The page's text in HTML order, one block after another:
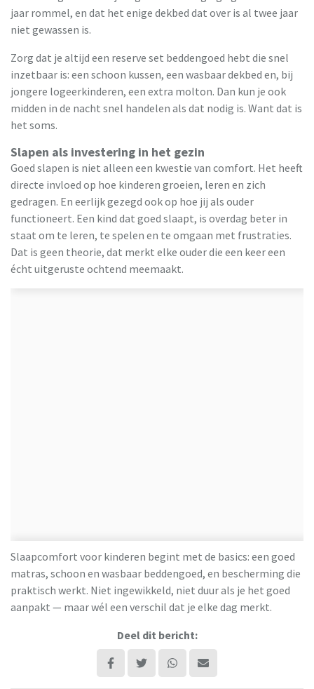
jaar rommel, en dat het enige dekbed dat over is al twee jaar
niet gewassen is.
Zorg dat je altijd een reserve set beddengoed hebt die snel
inzetbaar is: een schoon kussen, een wasbaar dekbed en, bij
jongere logeerkinderen, een extra molton. Dan kun je ook
midden in de nacht snel handelen als dat nodig is. Want dat is
het soms.
Slapen als investering in het gezin
Goed slapen is niet alleen een kwestie van comfort. Het heeft
directe invloed op hoe kinderen groeien, leren en zich
gedragen. En eerlijk gezegd ook op hoe jij als ouder
functioneert. Een kind dat goed slaapt, is overdag beter in
staat om te leren, te spelen en te omgaan met frustraties.
Dat is geen theorie, dat merkt elke ouder die een keer een
écht uitgeruste ochtend meemaakt.
Slaapcomfort voor kinderen begint met de basics: een goed
matras, schoon en wasbaar beddengoed, en bescherming die
praktisch werkt. Niet ingewikkeld, niet duur als je het goed
aanpakt — maar wél een verschil dat je elke dag merkt.
Deel dit bericht: